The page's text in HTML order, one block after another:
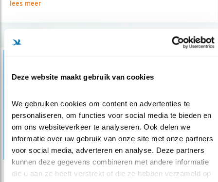
Deze website maakt gebruik van cookies
We gebruiken cookies om content en advertenties te
personaliseren, om functies voor social media te bieden en
om ons websiteverkeer te analyseren. Ook delen we
informatie over uw gebruik van onze site met onze partners
voor social media, adverteren en analyse. Deze partners
kunnen deze gegevens combineren met andere informatie
die u aan ze heeft verstrekt of die ze hebben verzameld op
lees meer
Tip